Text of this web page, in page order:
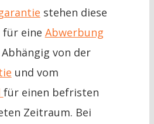
stehen diese
für eine Abwerbung
von der
und vom
für einen befristen
Zeitraum. Bei